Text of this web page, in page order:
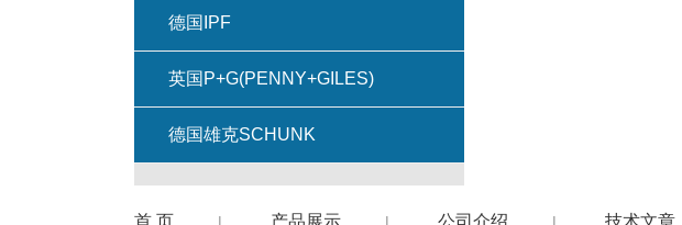
德国IPF
英国P+G(PENNY+GILES)
德国雄克SCHUNK
首 页 产品展示 公司介绍 技术文章